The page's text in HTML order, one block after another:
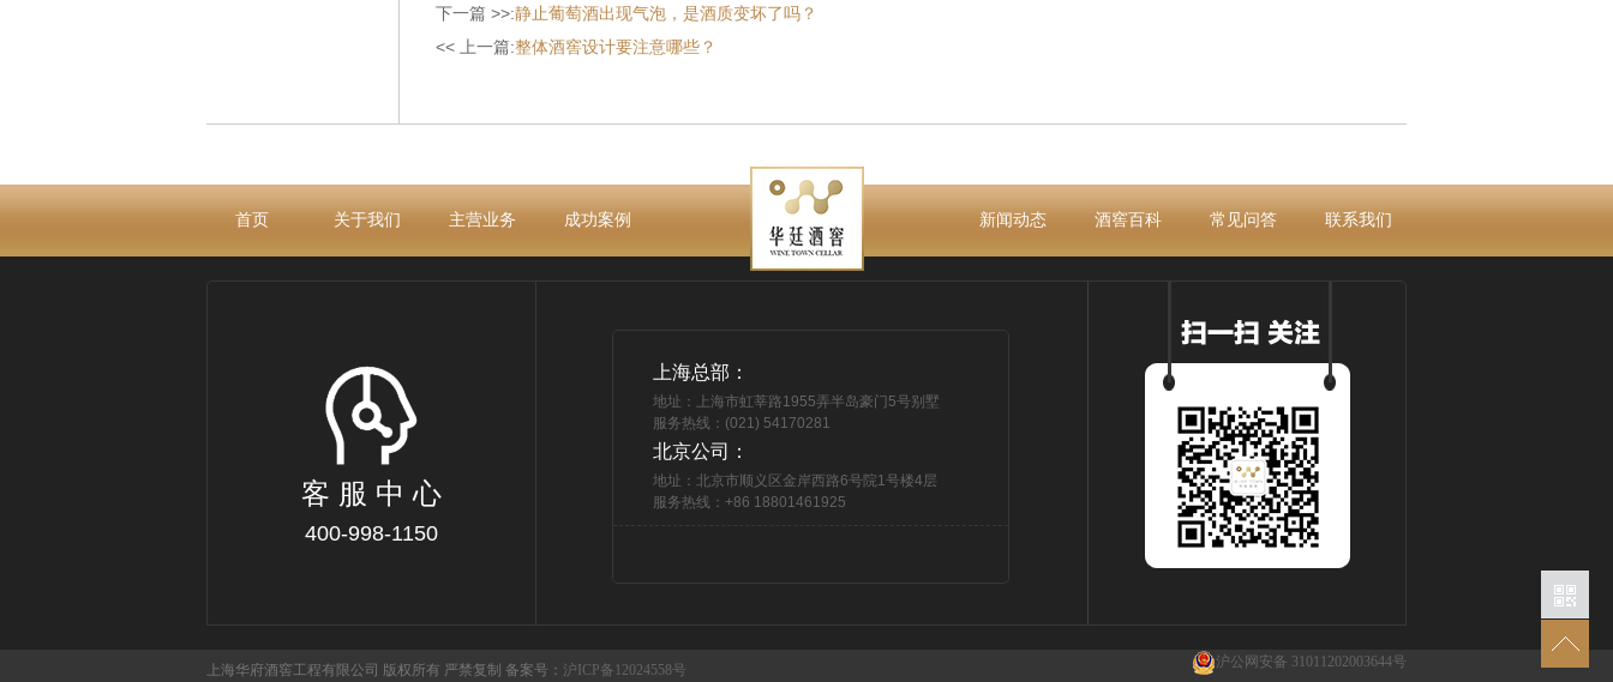
下一篇 >>:静止葡萄酒出现气泡，是酒质变坏了吗？
<< 上一篇:整体酒窖设计要注意哪些？
首页 关于我们 主营业务 成功案例 新闻动态 酒窖百科 常见问答 联系我们
客 服 中 心
400-998-1150
上海总部：
地址：上海市虹莘路1955弄半岛豪门5号别墅
服务热线：(021) 54170281
北京公司：
地址：北京市顺义区金岸西路6号院1号楼4层
服务热线：+86 18801461925
上海华府酒窖工程有限公司 版权所有 严禁复制 备案号： 沪ICP备12024558号 沪公网安备 31011202003644号